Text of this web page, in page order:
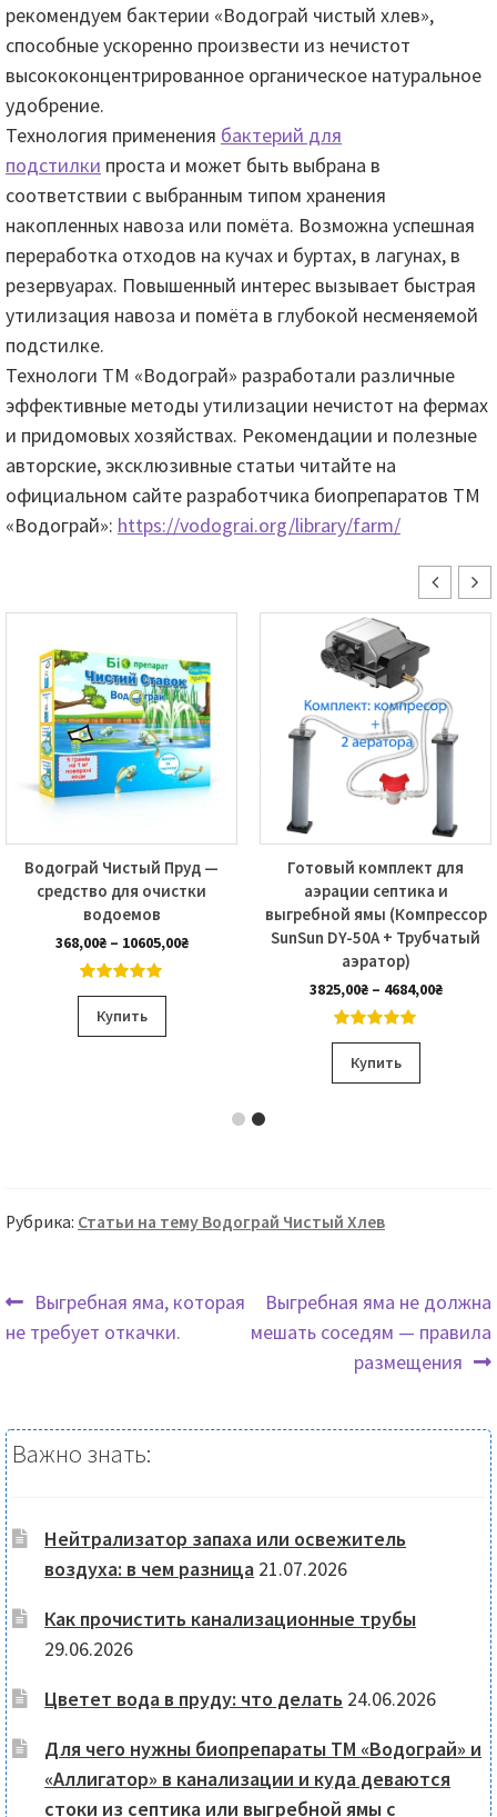
рекомендуем бактерии «Водограй чистый хлев»,
способные ускоренно произвести из нечистот
высококонцентрированное органическое натуральное
удобрение.
Технология применения бактерий для
подстилки проста и может быть выбрана в
соответствии с выбранным типом хранения
накопленных навоза или помёта. Возможна успешная
переработка отходов на кучах и буртах, в лагунах, в
резервуарах. Повышенный интерес вызывает быстрая
утилизация навоза и помёта в глубокой несменяемой
подстилке.
Технологи ТМ «Водограй» разработали различные
эффективные методы утилизации нечистот на фермах
и придомовых хозяйствах. Рекомендации и полезные
авторские, эксклюзивные статьи читайте на
официальном сайте разработчика биопрепаратов ТМ
«Водограй»: https://vodograi.org/library/farm/
Водограй Чистый Пруд —
средство для очистки
водоемов
368,00₴ – 10605,00₴Диапазон
4.99out of
5
Купить
Этот
товар
вариаций.
выбрать
товара.
Готовый комплект для
аэрации септика и
выгребной ямы (Компрессор
SunSun DY-50А + Трубчатый
аэратор)
3825,00₴ – 4684,00₴
5.00out of
5
Купить
Этот
товар
товара.
Рубрика: Статьи на тему Водограй Чистый Хлев
Навигация
записям
Предыдущая
запись:
Выгребная яма, которая
не требует откачки.
Следующая
запись:
Выгребная яма не должна
мешать соседям — правила
размещения
Важно знать:
Нейтрализатор запаха или освежитель
воздуха: в чем разница 21.07.2026
Как прочистить канализационные трубы
29.06.2026
Цветет вода в пруду: что делать 24.06.2026
Для чего нужны биопрепараты ТМ «Водограй» и
«Аллигатор» в канализации и куда деваются
стоки из септика или выгребной ямы с